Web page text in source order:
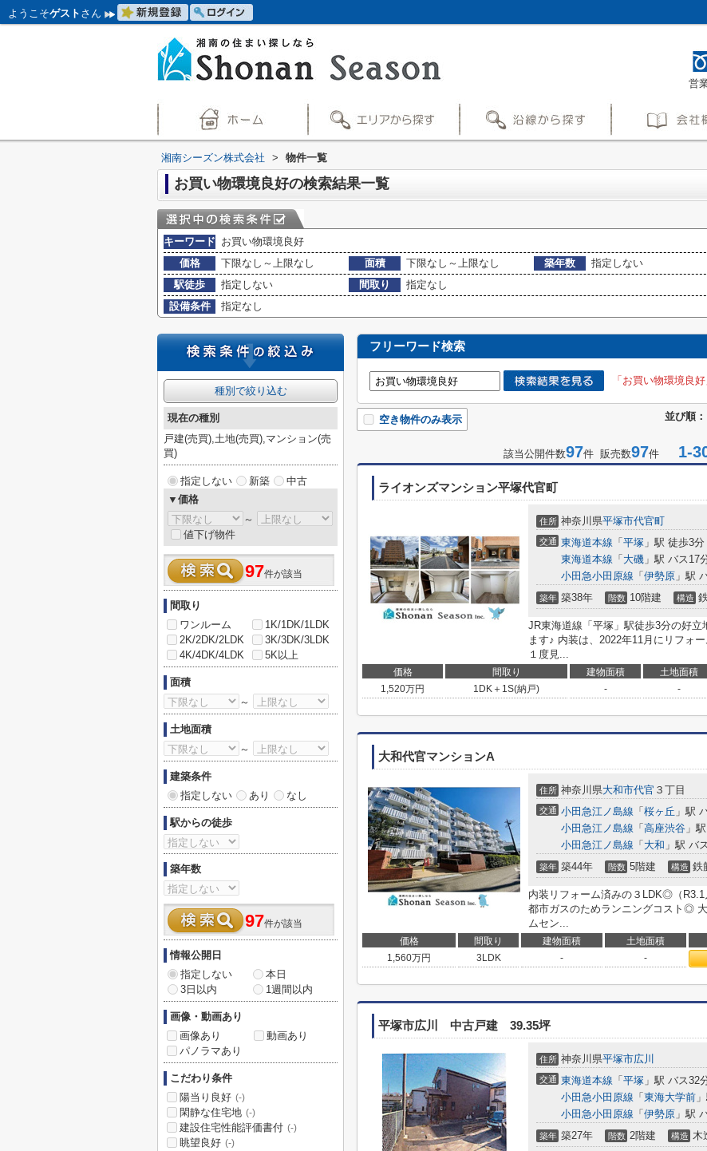
ようこそゲスト さん
営
湘南シーズン株式会社 > 物件一覧
お買い物環境良好の検索結果一覧
キーワード お買い物環境良好
価格
下限なし～上限なし 面積 下限なし～上限なし 築年数
指定しない
駅徒歩
指定しない 間取り
指定なし
設備条件
指定なし
フリーワード検索
「お買い物環境良好
並び順：
空き物件のみ表示
該当公開件数97件 販売数97件 1-
ライオンズマンション平塚代官町
住所 神奈川県平塚市代官町
交通 東海道本線 「 平塚 」駅 徒歩3分
東海道本線 「 大磯 」駅 バス17
小田急小田原線 「 伊勢原 」駅
築年 築38年 階数 10階建 構造
JR東海道線「平塚」駅徒歩3分の好
ます♪ 内装は、2022年11月にリフォ
１度見...
価格 間取り 建物面積 土地面積
1,520万円 1DK＋1S(納戸) - -
大和代官マンションA
住所 神奈川県大和市代官 ３丁目
交通 小田急江ノ島線 「 桜ヶ丘 」駅
小田急江ノ島線 「 高座渋谷 」
小田急江ノ島線 「 大和 」駅 バ
築年 築44年 階数 5階建 構造 鉄
内装リフォーム済みの３LDK◎（
都市ガスのためランニングコスト◎
ムセン...
価格 間取り 建物面積 土地面積
1,560万円 3LDK - -
平塚市広川 中古戸建 39.35坪
住所 神奈川県平塚市広川
交通 東海道本線 「 平塚 」駅 バス32
小田急小田原線 「 東海大学前
小田急小田原線 「 伊勢原 」駅
築年 築27年 階数 2階建 構造 木
種別で絞り込む
現在の種別
戸建(売買),土地(売買),マンション(売
買)
指定しない 新築
中古
▼価格
～
値下げ物件
97件が該当
間取り
ワンルーム
1K/1DK/1LDK
2K/2DK/2LDK
3K/3DK/3LDK
4K/4DK/4LDK
5K以上
面積
～
土地面積
～
建築条件
指定しない
あり なし
駅からの徒歩
築年数
97件が該当
情報公開日
指定しない
本日
3日以内
1週間以内
画像・動画あり
画像あり
動画あり
パノラマあり
こだわり条件
陽当り良好 (-)
閑静な住宅地 (-)
建設住宅性能評価書付 (-)
眺望良好 (-)